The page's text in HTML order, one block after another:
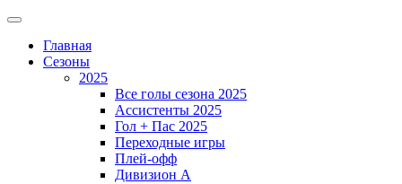
Главная
Сезоны
2025
Все голы сезона 2025
Ассистенты 2025
Гол + Пас 2025
Переходные игры
Плей-офф
Дивизион A